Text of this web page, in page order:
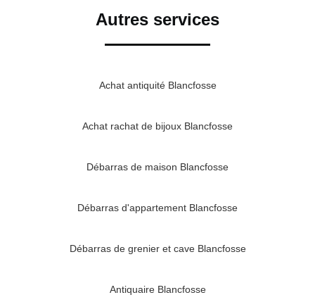
Autres services
Achat antiquité Blancfosse
Achat rachat de bijoux Blancfosse
Débarras de maison Blancfosse
Débarras d'appartement Blancfosse
Débarras de grenier et cave Blancfosse
Antiquaire Blancfosse